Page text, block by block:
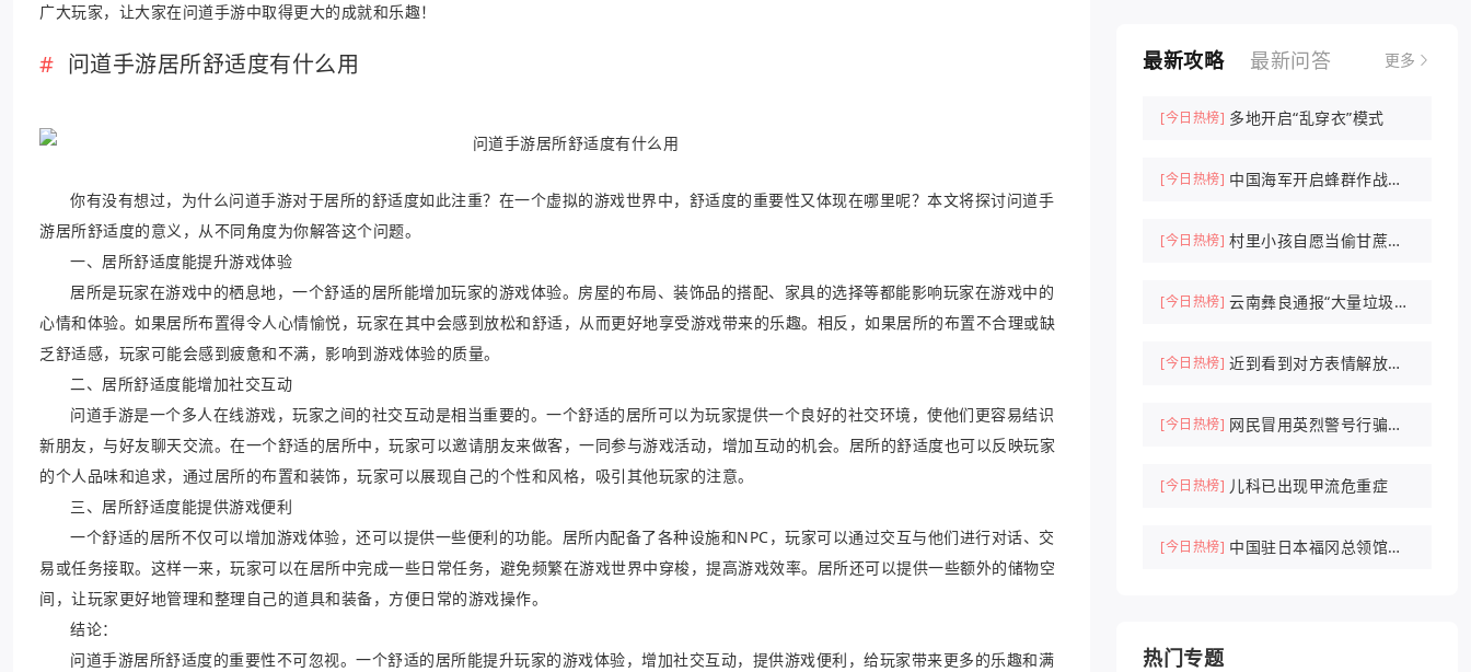
广大玩家，让大家在问道手游中取得更大的成就和乐趣！
问道手游居所舒适度有什么用
你有没有想过，为什么问道手游对于居所的舒适度如此注重？在一个虚拟的游戏世界中，舒适度的重要性又体现在哪里呢？本文将探讨问道手
游居所舒适度的意义，从不同角度为你解答这个问题。
一、居所舒适度能提升游戏体验
居所是玩家在游戏中的栖息地，一个舒适的居所能增加玩家的游戏体验。房屋的布局、装饰品的搭配、家具的选择等都能影响玩家在游戏中的
心情和体验。如果居所布置得令人心情愉悦，玩家在其中会感到放松和舒适，从而更好地享受游戏带来的乐趣。相反，如果居所的布置不合理或缺
乏舒适感，玩家可能会感到疲惫和不满，影响到游戏体验的质量。
二、居所舒适度能增加社交互动
问道手游是一个多人在线游戏，玩家之间的社交互动是相当重要的。一个舒适的居所可以为玩家提供一个良好的社交环境，使他们更容易结识
新朋友，与好友聊天交流。在一个舒适的居所中，玩家可以邀请朋友来做客，一同参与游戏活动，增加互动的机会。居所的舒适度也可以反映玩家
的个人品味和追求，通过居所的布置和装饰，玩家可以展现自己的个性和风格，吸引其他玩家的注意。
三、居所舒适度能提供游戏便利
一个舒适的居所不仅可以增加游戏体验，还可以提供一些便利的功能。居所内配备了各种设施和NPC，玩家可以通过交互与他们进行对话、交
易或任务接取。这样一来，玩家可以在居所中完成一些日常任务，避免频繁在游戏世界中穿梭，提高游戏效率。居所还可以提供一些额外的储物空
间，让玩家更好地管理和整理自己的道具和装备，方便日常的游戏操作。
结论：
问道手游居所舒适度的重要性不可忽视。一个舒适的居所能提升玩家的游戏体验，增加社交互动，提供游戏便利，给玩家带来更多的乐趣和满
最新攻略 最新问答 更多
[今日热榜] 多地开启“乱穿衣”模式
[今日热榜] 中国海军开启蜂群作战时
[今日热榜] 村里小孩自愿当偷甘蔗农
[今日热榜] 云南彝良通报“大量垃圾倾
[今日热榜] 近到看到对方表情解放军
[今日热榜] 网民冒用英烈警号行骗被
[今日热榜] 儿科已出现甲流危重症
[今日热榜] 中国驻日本福冈总领馆紧
热门专题